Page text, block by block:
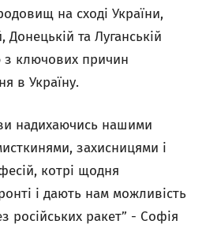
на сході України,
Донецькій та Луганській
з ключових причин
в Україну.
надихаючись нашими
захисницями і
котрі щодня
і дають нам можливість
російських ракет” - Софія